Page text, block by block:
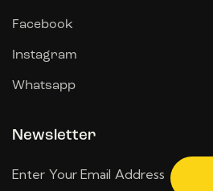
Facebook
Instagram
Whatsapp
Newsletter